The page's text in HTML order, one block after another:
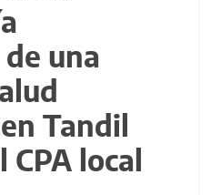
una
Tandil
local